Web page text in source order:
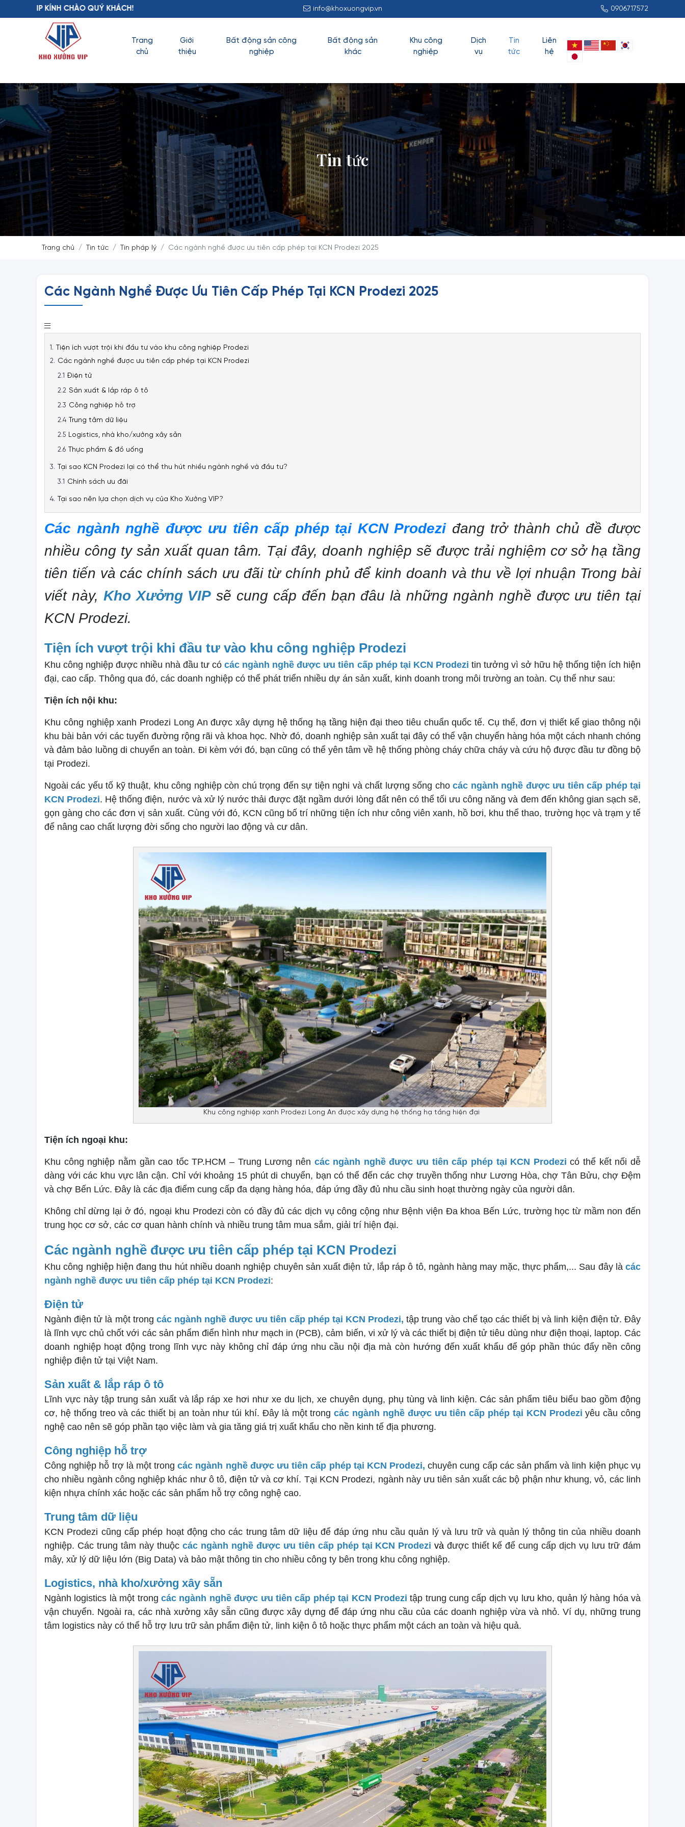
QUÝ KHÁCH! 0906717572
info@khoxuongvip.vn
Trang
chủ
Giới
thiệu
Bất động sản công
nghiệp
Bất động sản
khác
Khu công
nghiệp
Dịch
vụ
Tin
tức
Liên
hệ
Tin tức
Trang chủ Tin tức Tin pháp lý Các ngành nghề được ưu tiên cấp phép tại KCN Prodezi 2025
Các Ngành Nghề Được Ưu Tiên Cấp Phép Tại KCN Prodezi 2025
Tiện ích vượt trội khi đầu tư vào khu công nghiệp Prodezi
Các ngành nghề được ưu tiên cấp phép tại KCN Prodezi
Điện tử
Sản xuất & lắp ráp ô tô
Công nghiệp hỗ trợ
Trung tâm dữ liệu
Logistics, nhà kho/xưởng xây sẵn
Thực phẩm & đồ uống
Tại sao KCN Prodezi lại có thể thu hút nhiều ngành nghề và đầu tư?
Chính sách ưu đãi
Tại sao nên lựa chọn dịch vụ của Kho Xưởng VIP?
Các ngành nghề được ưu tiên cấp phép tại KCN Prodezi đang trở thành chủ đề được
nhiều công ty sản xuất quan tâm. Tại đây, doanh nghiệp sẽ được trải nghiệm cơ sở hạ tầng
tiên tiến và các chính sách ưu đãi từ chính phủ để kinh doanh và thu về lợi nhuận Trong bài
viết này, Kho Xưởng VIP sẽ cung cấp đến bạn đâu là những ngành nghề được ưu tiên tại
KCN Prodezi.
Tiện ích vượt trội khi đầu tư vào khu công nghiệp Prodezi
Khu công nghiệp được nhiều nhà đầu tư cócác ngành nghề được ưu tiên cấp phép tại KCN Prodezi tin tưởng vì sở hữu hệ thống tiện ích hiện
đại, cao cấp. Thông qua đó, các doanh nghiệp có thể phát triển nhiều dự án sản xuất, kinh doanh trong môi trường an toàn. Cụ thể như sau:
Tiện ích nội khu:
Khu công nghiệp xanh Prodezi Long An được xây dựng hệ thống hạ tầng hiện đại theo tiêu chuẩn quốc tế. Cụ thể, đơn vị thiết kế giao thông nội
khu bài bản với các tuyến đường rộng rãi và khoa học. Nhờ đó, doanh nghiệp sản xuất tại đây có thể vận chuyển hàng hóa một cách nhanh chóng
và đảm bảo luồng di chuyển an toàn. Đi kèm với đó, bạn cũng có thể yên tâm về hệ thống phòng cháy chữa cháy và cứu hộ được đầu tư đồng bộ
tại Prodezi.
Ngoài các yếu tố kỹ thuật, khu công nghiệp còn chú trọng đến sự tiện nghi và chất lượng sống chocác ngành nghề được ưu tiên cấp phép tại
KCN Prodezi. Hệ thống điện, nước và xử lý nước thải được đặt ngầm dưới lòng đất nên có thể tối ưu công năng và đem đến không gian sạch sẽ,
gọn gàng cho các đơn vị sản xuất. Cùng với đó, KCN cũng bố trí những tiện ích như công viên xanh, hồ bơi, khu thể thao, trường học và trạm y tế
để nâng cao chất lượng đời sống cho người lao động và cư dân.
Khu công nghiệp xanh Prodezi Long An được xây dựng hệ thống hạ tầng hiện đại
Tiện ích ngoại khu:
Khu công nghiệp nằm gần cao tốc TP.HCM – Trung Lương nên các ngành nghề được ưu tiên cấp phép tại KCN Prodezi có thể kết nối dễ
dàng với các khu vực lân cận. Chỉ với khoảng 15 phút di chuyển, bạn có thể đến các chợ truyền thống như Lương Hòa, chợ Tân Bửu, chợ Đệm
và chợ Bến Lức. Đây là các địa điểm cung cấp đa dạng hàng hóa, đáp ứng đầy đủ nhu cầu sinh hoạt thường ngày của người dân.
Không chỉ dừng lại ở đó, ngoại khu Prodezi còn có đầy đủ các dịch vụ công cộng như Bệnh viện Đa khoa Bến Lức, trường học từ mầm non đến
trung học cơ sở, các cơ quan hành chính và nhiều trung tâm mua sắm, giải trí hiện đại.
Các ngành nghề được ưu tiên cấp phép tại KCN Prodezi
Khu công nghiệp hiện đang thu hút nhiều doanh nghiệp chuyên sản xuất điện tử, lắp ráp ô tô, ngành hàng may mặc, thực phẩm,... Sau đây là các
ngành nghề được ưu tiên cấp phép tại KCN Prodezi:
Điện tử
Ngành điện tử là một trong các ngành nghề được ưu tiên cấp phép tại KCN Prodezi, tập trung vào chế tạo các thiết bị và linh kiện điện tử. Đây
là lĩnh vực chủ chốt với các sản phẩm điển hình như mạch in (PCB), cảm biến, vi xử lý và các thiết bị điện tử tiêu dùng như điện thoại, laptop. Các
doanh nghiệp hoạt động trong lĩnh vực này không chỉ đáp ứng nhu cầu nội địa mà còn hướng đến xuất khẩu để góp phần thúc đẩy nền công
nghiệp điện tử tại Việt Nam.
Sản xuất & lắp ráp ô tô
Lĩnh vực này tập trung sản xuất và lắp ráp xe hơi như xe du lịch, xe chuyên dụng, phụ tùng và linh kiện. Các sản phẩm tiêu biểu bao gồm động
cơ, hệ thống treo và các thiết bị an toàn như túi khí. Đây là một trongcác ngành nghề được ưu tiên cấp phép tại KCN Prodezi yêu cầu công
nghệ cao nên sẽ góp phần tạo việc làm và gia tăng giá trị xuất khẩu cho nền kinh tế địa phương.
Công nghiệp hỗ trợ
Công nghiệp hỗ trợ là một trongcác ngành nghề được ưu tiên cấp phép tại KCN Prodezi, chuyên cung cấp các sản phẩm và linh kiện phục vụ
cho nhiều ngành công nghiệp khác như ô tô, điện tử và cơ khí. Tại KCN Prodezi, ngành này ưu tiên sản xuất các bộ phận như khung, vỏ, các linh
kiện nhựa chính xác hoặc các sản phẩm hỗ trợ công nghệ cao.
Trung tâm dữ liệu
KCN Prodezi cũng cấp phép hoạt động cho các trung tâm dữ liệu để đáp ứng nhu cầu quản lý và lưu trữ và quản lý thông tin của nhiều doanh
nghiệp. Các trung tâm này thuộc các ngành nghề được ưu tiên cấp phép tại KCN Prodezivàđược thiết kế để cung cấp dịch vụ lưu trữ đám
mây, xử lý dữ liệu lớn (Big Data) và bảo mật thông tin cho nhiều công ty bên trong khu công nghiệp.
Logistics, nhà kho/xưởng xây sẵn
Ngành logistics là một trong các ngành nghề được ưu tiên cấp phép tại KCN Prodezi tập trung cung cấp dịch vụ lưu kho, quản lý hàng hóa và
vận chuyển. Ngoài ra, các nhà xưởng xây sẵn cũng được xây dựng để đáp ứng nhu cầu của các doanh nghiệp vừa và nhỏ. Ví dụ, những trung
tâm logistics này có thể hỗ trợ lưu trữ sản phẩm điện tử, linh kiện ô tô hoặc thực phẩm một cách an toàn và hiệu quả.